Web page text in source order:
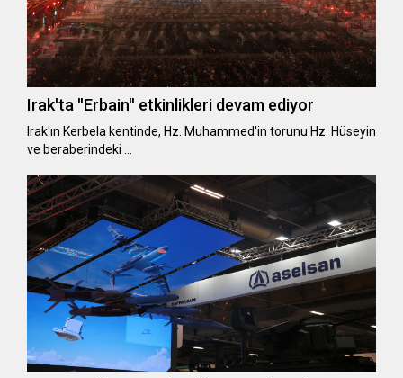
Irak'ta ''Erbain'' etkinlikleri devam ediyor
Irak'ın Kerbela kentinde, Hz. Muhammed'in torunu Hz. Hüseyin
ve beraberindeki …